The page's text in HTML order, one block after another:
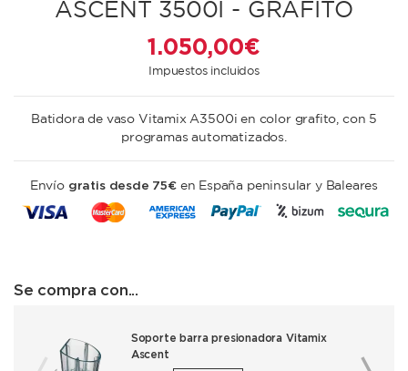
ASCENT 3500I - GRAFITO
1.050,00 €
Impuestos incluidos
Batidora de vaso Vitamix A3500i en color grafito, con 5
programas automatizados.
Envío gratis desde 75€en España peninsular y Baleares
Se compra con...
Soporte barra presionadora Vitamix
Ascent